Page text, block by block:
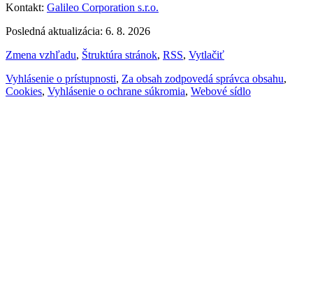
Kontakt: Galileo Corporation s.r.o.
Posledná aktualizácia: 6. 8. 2026
Zmena vzhľadu, Štruktúra stránok, RSS, Vytlačiť
Vyhlásenie o prístupnosti, Za obsah zodpovedá správca obsahu,
Cookies, Vyhlásenie o ochrane súkromia, Webové sídlo